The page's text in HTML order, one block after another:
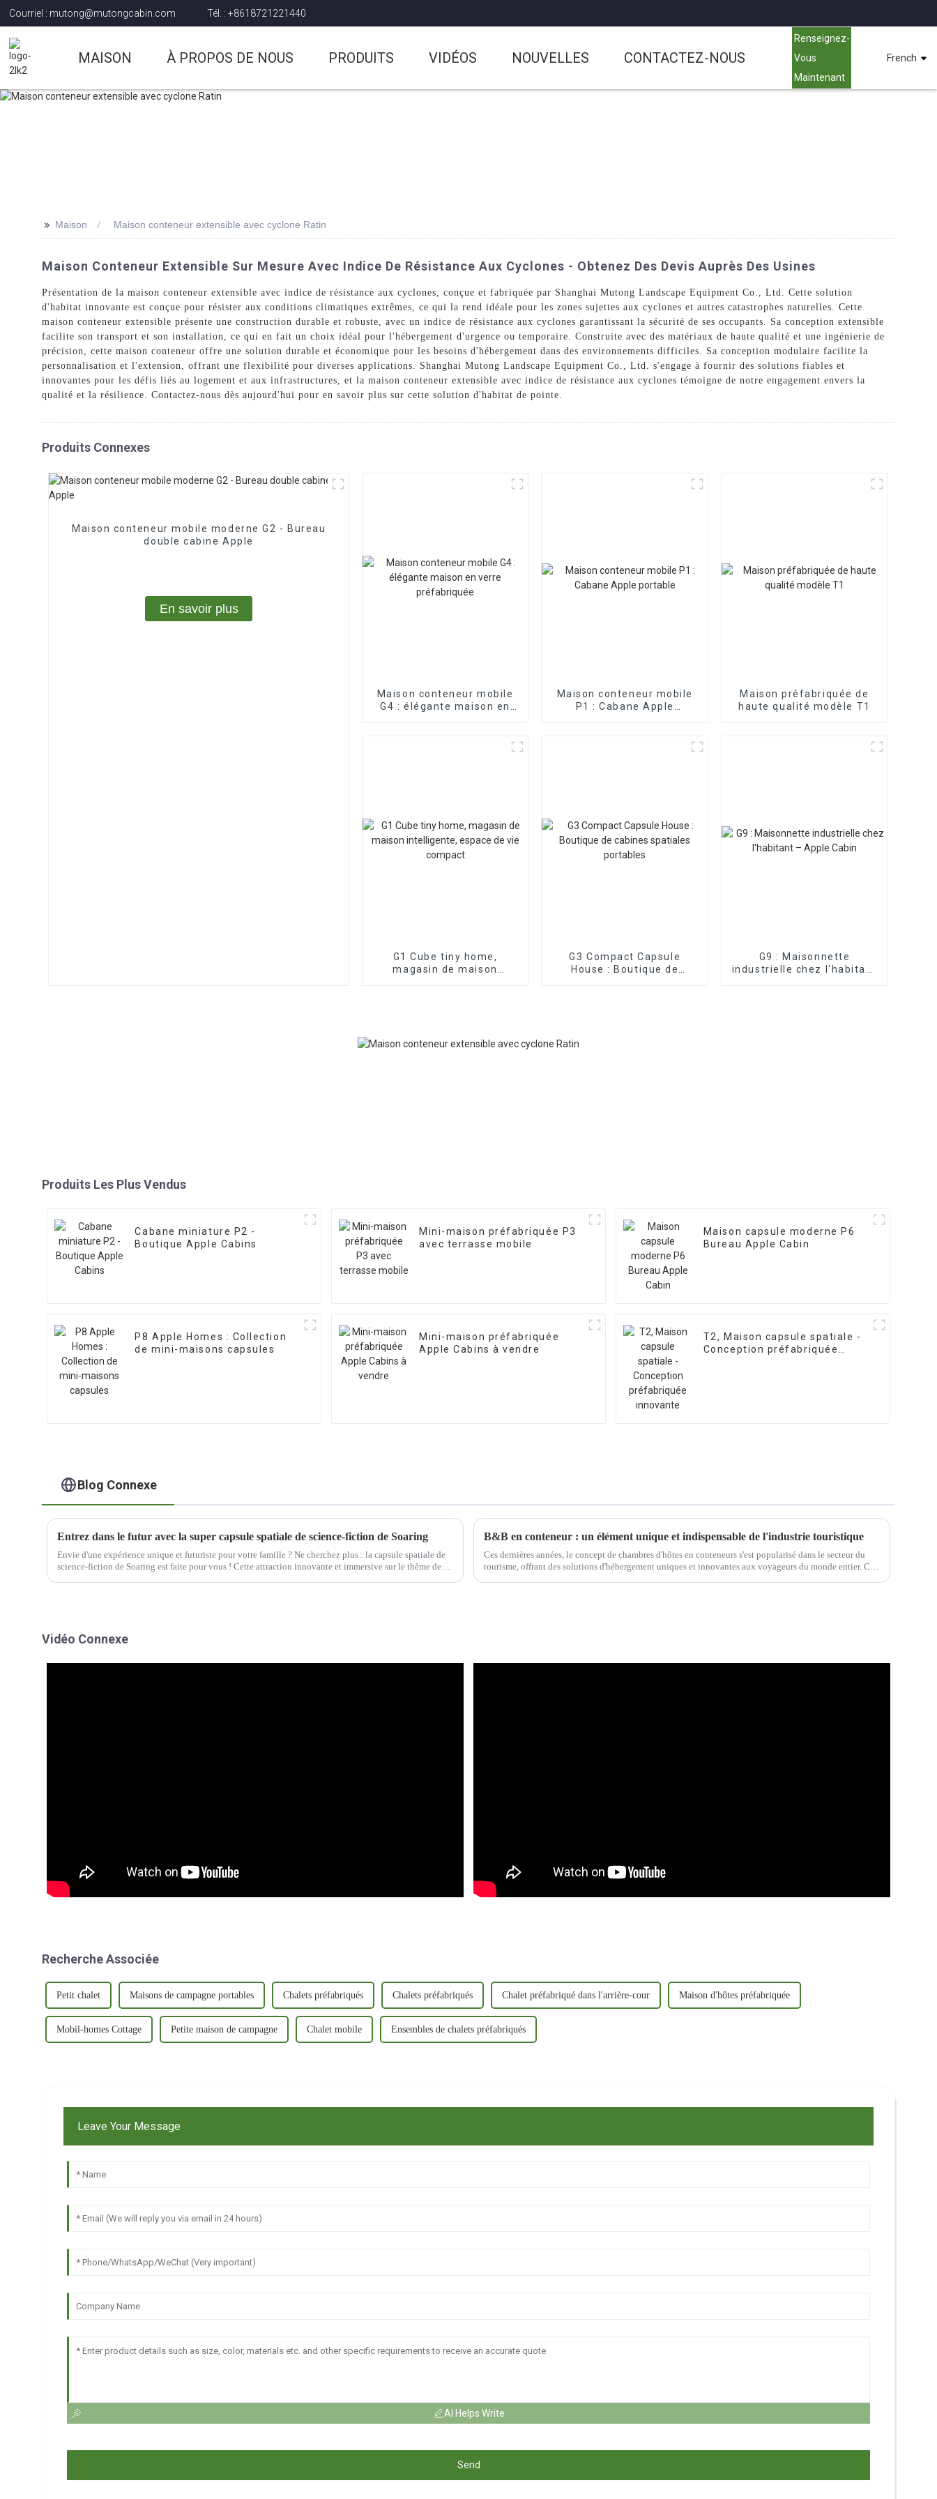
Courriel : mutong@mutongcabin.com Tél. : +8618721221440
MAISON À PROPOS DE NOUS PRODUITS VIDÉOS NOUVELLES CONTACTEZ-NOUS
Renseignez-
Vous
Maintenant
French
>> Maison Maison conteneur extensible avec cyclone Ratin
Maison Conteneur Extensible Sur Mesure Avec Indice De Résistance Aux Cyclones - Obtenez Des Devis Auprès Des Usines
Présentation de la maison conteneur extensible avec indice de résistance aux cyclones, conçue et fabriquée par Shanghai Mutong Landscape Equipment Co., Ltd. Cette solution
d'habitat innovante est conçue pour résister aux conditions climatiques extrêmes, ce qui la rend idéale pour les zones sujettes aux cyclones et autres catastrophes naturelles. Cette
maison conteneur extensible présente une construction durable et robuste, avec un indice de résistance aux cyclones garantissant la sécurité de ses occupants. Sa conception extensible
facilite son transport et son installation, ce qui en fait un choix idéal pour l'hébergement d'urgence ou temporaire. Construite avec des matériaux de haute qualité et une ingénierie de
précision, cette maison conteneur offre une solution durable et économique pour les besoins d'hébergement dans des environnements difficiles. Sa conception modulaire facilite la
personnalisation et l'extension, offrant une flexibilité pour diverses applications. Shanghai Mutong Landscape Equipment Co., Ltd. s'engage à fournir des solutions fiables et
innovantes pour les défis liés au logement et aux infrastructures, et la maison conteneur extensible avec indice de résistance aux cyclones témoigne de notre engagement envers la
qualité et la résilience. Contactez-nous dès aujourd'hui pour en savoir plus sur cette solution d'habitat de pointe.
Produits Connexes
Maison conteneur mobile moderne G2 - Bureau
double cabine Apple
En savoir plus
Maison conteneur mobile
G4 : élégante maison en
Maison conteneur mobile
P1 : Cabane Apple
Maison préfabriquée de
haute qualité modèle T1
G1 Cube tiny home,
magasin de maison
G3 Compact Capsule
House : Boutique de
G9 : Maisonnette
industrielle chez l'habitant
Produits Les Plus Vendus
Cabane miniature P2 -
Boutique Apple Cabins
Mini-maison préfabriquée P3
avec terrasse mobile
Maison capsule moderne P6
Bureau Apple Cabin
P8 Apple Homes : Collection
de mini-maisons capsules
Mini-maison préfabriquée
Apple Cabins à vendre
T2, Maison capsule spatiale -
Conception préfabriquée
Blog Connexe
Entrez dans le futur avec la super capsule spatiale de science-fiction de Soaring
Envie d'une expérience unique et futuriste pour votre famille ? Ne cherchez plus : la capsule spatiale de
science-fiction de Soaring est faite pour vous ! Cette attraction innovante et immersive sur le thème de
B&B en conteneur : un élément unique et indispensable de l'industrie touristique
Ces dernières années, le concept de chambres d'hôtes en conteneurs s'est popularisé dans le secteur du
tourisme, offrant des solutions d'hébergement uniques et innovantes aux voyageurs du monde entier. Ces
Vidéo Connexe
Recherche Associée
Petit chalet Maisons de campagne portables Chalets préfabriqués Chalets préfabriqués Chalet préfabriqué dans l'arrière-cour Maison d'hôtes préfabriquée
Mobil-homes Cottage Petite maison de campagne Chalet mobile Ensembles de chalets préfabriqués
Leave Your Message
AI Helps Write
Send